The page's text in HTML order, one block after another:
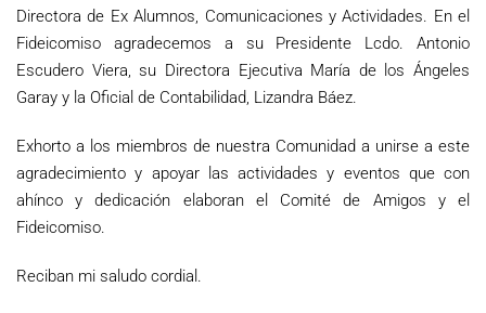
Directora de Ex Alumnos, Comunicaciones y Actividades. En el
Fideicomiso agradecemos a su Presidente Lcdo. Antonio
Escudero Viera, su Directora Ejecutiva María de los Ángeles
Garay y la Oficial de Contabilidad, Lizandra Báez.
Exhorto a los miembros de nuestra Comunidad a unirse a este
agradecimiento y apoyar las actividades y eventos que con
ahínco y dedicación elaboran el Comité de Amigos y el
Fideicomiso.
Reciban mi saludo cordial.